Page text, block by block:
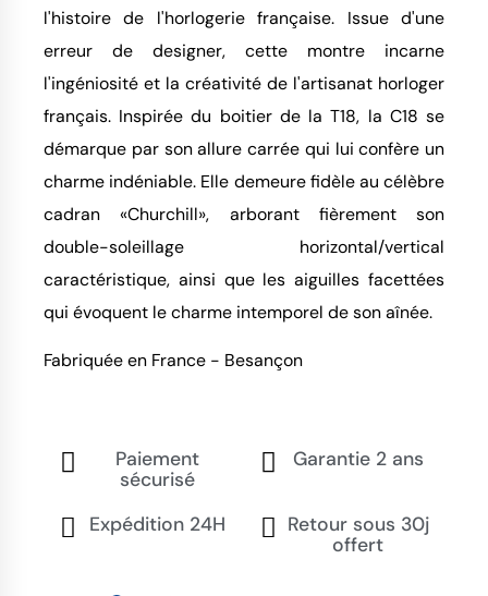
l'histoire de l'horlogerie française. Issue d'une
erreur de designer, cette montre incarne
l'ingéniosité et la créativité de l'artisanat horloger
français. Inspirée du boitier de la T18, la C18 se
démarque par son allure carrée qui lui confère un
charme indéniable. Elle demeure fidèle au célèbre
cadran «Churchill», arborant fièrement son
double-soleillage horizontal/vertical
caractéristique, ainsi que les aiguilles facettées
qui évoquent le charme intemporel de son aînée.
Fabriquée en France - Besançon
Paiement
sécurisé
Garantie 2 ans
Expédition 24H
Retour sous 30j
offert